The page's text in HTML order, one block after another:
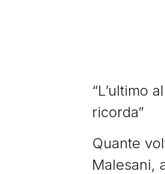
“L’ultimo
ricorda”
Quante
Malesani,